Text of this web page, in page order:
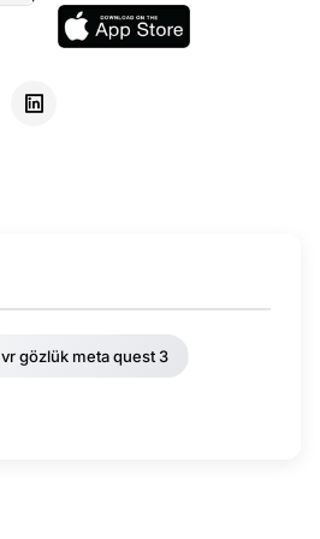
vr gözlük meta quest 3